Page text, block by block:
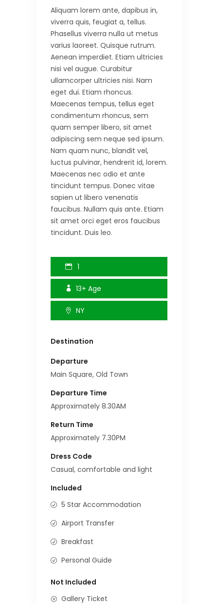
Aliquam lorem ante, dapibus in,
viverra quis, feugiat a, tellus.
Phasellus viverra nulla ut metus
varius laoreet. Quisque rutrum.
Aenean imperdiet. Etiam ultricies
nisi vel augue. Curabitur
ullamcorper ultricies nisi. Nam
eget dui. Etiam rhoncus.
Maecenas tempus, tellus eget
condimentum rhoncus, sem
quam semper libero, sit amet
adipiscing sem neque sed ipsum.
Nam quam nunc, blandit vel,
luctus pulvinar, hendrerit id, lorem.
Maecenas nec odio et ante
tincidunt tempus. Donec vitae
sapien ut libero venenatis
faucibus. Nullam quis ante. Etiam
sit amet orci eget eros faucibus
tincidunt. Duis leo.
1
13+ Age
NY
Destination
Departure
Main Square, Old Town
Departure Time
Approximately 8.30AM
Return Time
Approximately 7.30PM
Dress Code
Casual, comfortable and light
Included
5 Star Accommodation
Airport Transfer
Breakfast
Personal Guide
Not Included
Gallery Ticket